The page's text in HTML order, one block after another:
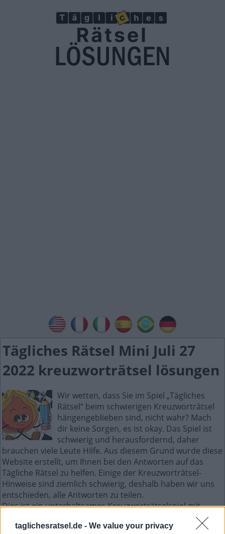
taglichesratsel.de - We value your privacy
Tägliches Rätsel Mini Juli 27
2022 kreuzworträtsel lösungen
Wir wetten, dass Sie im Spiel „Tägliches
Rätsel“ beim schwierigen Kreuzworträtsel
hängengeblieben sind, nicht wahr? Mach
dir keine Sorgen, es ist okay. Das Spiel ist
schwierig und herausfordernd, daher
brauchen viele Leute Hilfe. Aus diesem Grund wurde diese
Website erstellt, um Ihnen bei den Antworten auf das
Tägliche Rätsel zu helfen. Einige der Kreuzworträtsel-
Hinweise sind ziemlich schwierig, deshalb haben wir uns
entschieden, alle Antworten zu teilen.
Dies ist ein unterhaltsames Kreuzworträtselspiel mit
jeden Tag einem neuen Kreuzworträtsel. Zugriff auf
Hunderte von Rätseln direkt auf Ihrem Android-Gerät.